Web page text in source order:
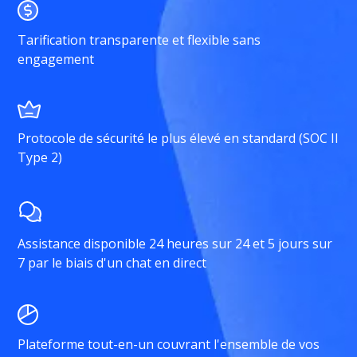
Tarification transparente et flexible sans
engagement
Protocole de sécurité le plus élevé en standard (SOC II
Type 2)
Assistance disponible 24 heures sur 24 et 5 jours sur
7 par le biais d'un chat en direct
Plateforme tout-en-un couvrant l'ensemble de vos